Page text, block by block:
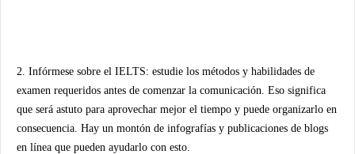
2. Infórmese sobre el IELTS: estudie los métodos y habilidades de
examen requeridos antes de comenzar la comunicación. Eso significa
que será astuto para aprovechar mejor el tiempo y puede organizarlo en
consecuencia. Hay un montón de infografías y publicaciones de blogs
en línea que pueden ayudarlo con esto.